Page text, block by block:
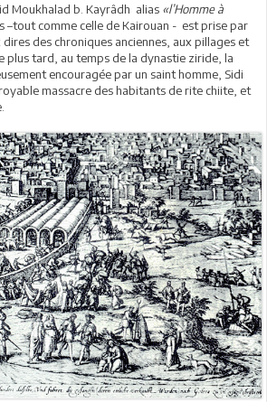
Moukhalad b. Kayrâdh alias «l’Homme à
–tout comme celle de Kairouan - est prise par
des chroniques anciennes, aux pillages et
plus tard, au temps de la dynastie ziride, la
encouragée par un saint homme, Sidi
massacre des habitants de rite chiite, et